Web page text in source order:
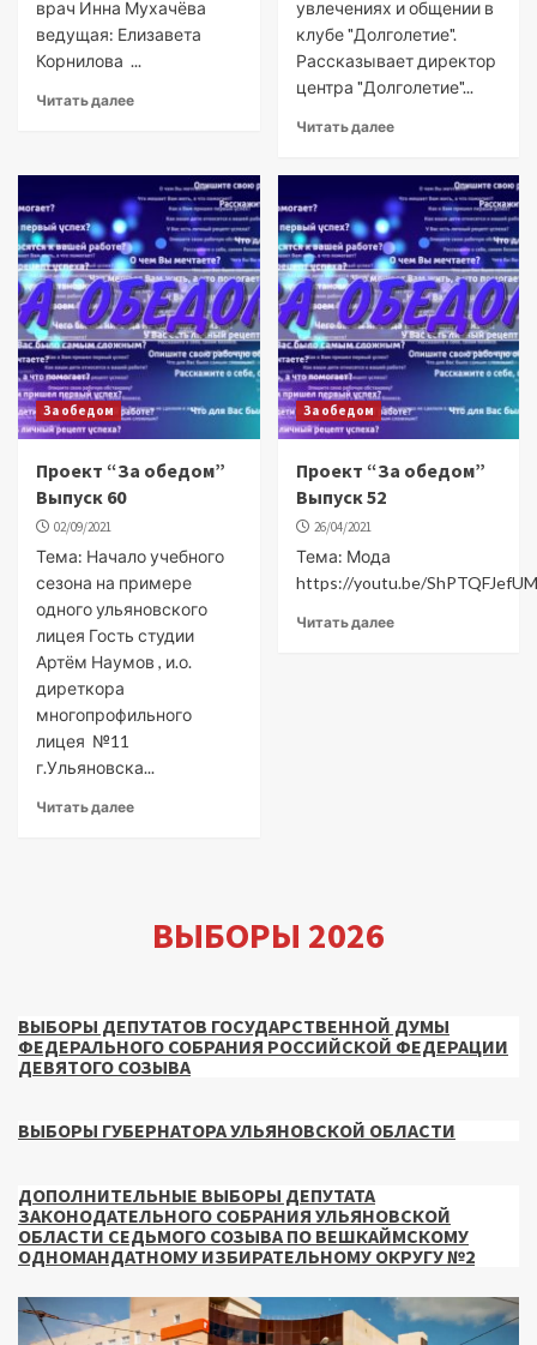
врач Инна Мухачёва
ведущая: Елизавета
Корнилова ...
Читать далее
увлечениях и общении в
клубе "Долголетие".
Рассказывает директор
центра "Долголетие"...
Читать далее
За обедом
Проект “За обедом”
Выпуск 60
02/09/2021
Тема: Начало учебного
сезона на примере
одного ульяновского
лицея Гость студии
Артём Наумов , и.о.
диреткора
многопрофильного
лицея №11
г.Ульяновска...
Читать далее
За обедом
Проект “За обедом”
Выпуск 52
26/04/2021
Тема: Мода
https://youtu.be/ShPTQFJefUM
Читать далее
ВЫБОРЫ 2026
ВЫБОРЫ ДЕПУТАТОВ ГОСУДАРСТВЕННОЙ ДУМЫ
ФЕДЕРАЛЬНОГО СОБРАНИЯ РОССИЙСКОЙ ФЕДЕРАЦИИ
ДЕВЯТОГО СОЗЫВА
ВЫБОРЫ ГУБЕРНАТОРА УЛЬЯНОВСКОЙ ОБЛАСТИ
ДОПОЛНИТЕЛЬНЫЕ ВЫБОРЫ ДЕПУТАТА
ЗАКОНОДАТЕЛЬНОГО СОБРАНИЯ УЛЬЯНОВСКОЙ
ОБЛАСТИ СЕДЬМОГО СОЗЫВА ПО ВЕШКАЙМСКОМУ
ОДНОМАНДАТНОМУ ИЗБИРАТЕЛЬНОМУ ОКРУГУ №2